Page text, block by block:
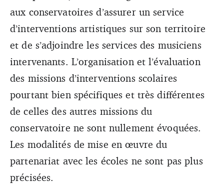
aux conservatoires d’assurer un service
d’interventions artistiques sur son territoire
et de s’adjoindre les services des musiciens
intervenants. L’organisation et l’évaluation
des missions d’interventions scolaires
pourtant bien spécifiques et très différentes
de celles des autres missions du
conservatoire ne sont nullement évoquées.
Les modalités de mise en œuvre du
partenariat avec les écoles ne sont pas plus
précisées.